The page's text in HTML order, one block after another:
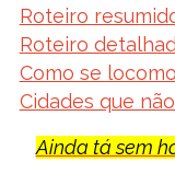
Roteiro
Roteiro
Como se
Cidades que
Ainda tá sem